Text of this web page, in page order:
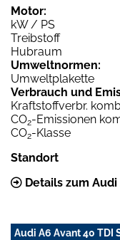
Motor:
kW / PS
Treibstoff
Hubraum
Umweltnormen:
Umweltplakette
Verbrauch und
Kraftstoffverbr.
CO2-Emissionen
CO2-Klasse
Standort
Details zum
Audi A6 Avant 40 TDI